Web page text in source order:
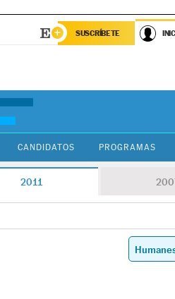
SUSCRÍBETE
CANDIDATOS PROGRAMAS
2011